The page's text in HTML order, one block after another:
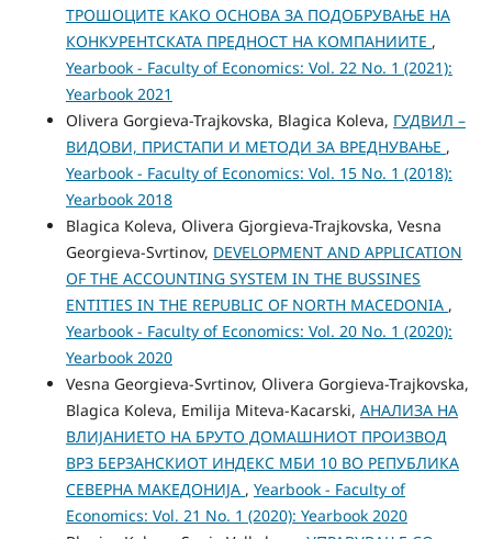
ТРОШОЦИТЕ КАКО ОСНОВА ЗА ПОДОБРУВАЊЕ НА
КОНКУРЕНТСКАТА ПРЕДНОСТ НА КОМПАНИИТЕ ,
Yearbook - Faculty of Economics: Vol. 22 No. 1 (2021):
Yearbook 2021
Olivera Gorgieva-Trajkovska, Blagica Koleva, ГУДВИЛ –
ВИДОВИ, ПРИСТАПИ И МЕТОДИ ЗА ВРЕДНУВАЊЕ ,
Yearbook - Faculty of Economics: Vol. 15 No. 1 (2018):
Yearbook 2018
Blagica Koleva, Olivera Gjorgieva-Trajkovska, Vesna
Georgieva-Svrtinov, DEVELOPMENT AND APPLICATION
OF THE ACCOUNTING SYSTEM IN THE BUSSINES
ENTITIES IN THE REPUBLIC OF NORTH MACEDONIA ,
Yearbook - Faculty of Economics: Vol. 20 No. 1 (2020):
Yearbook 2020
Vesna Georgieva-Svrtinov, Olivera Gorgieva-Trajkovska,
Blagica Koleva, Emilija Miteva-Kacarski, АНАЛИЗА НА
ВЛИЈАНИЕТО НА БРУТО ДОМАШНИОТ ПРОИЗВОД
ВРЗ БЕРЗАНСКИОТ ИНДЕКС МБИ 10 ВО РЕПУБЛИКА
СЕВЕРНА МАКЕДОНИЈА , Yearbook - Faculty of
Economics: Vol. 21 No. 1 (2020): Yearbook 2020